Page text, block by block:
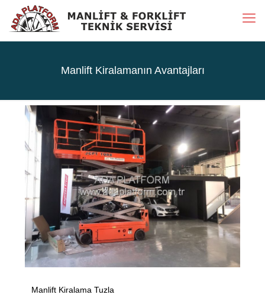
Manlift Kiralamanın Avantajları
Manlift Kiralama Tuzla